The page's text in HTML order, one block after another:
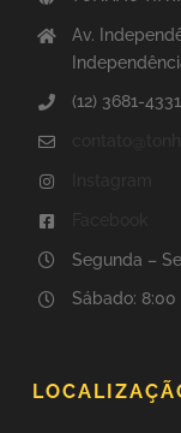
Av.
(12) 3681-4331
Segunda –
Sábado: 8:00